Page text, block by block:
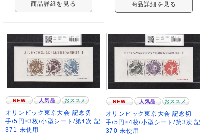
商品詳細を見る 商品詳細を見る
NEW 人気品 おススメ
オリンピック東京大会 記念切
手/5円×3枚/小型シート/第4次 記
371 未使用
NEW 人気品 おススメ
オリンピック東京大会 記念切
手/5円×4枚/小型シート/第3次 記
370 未使用